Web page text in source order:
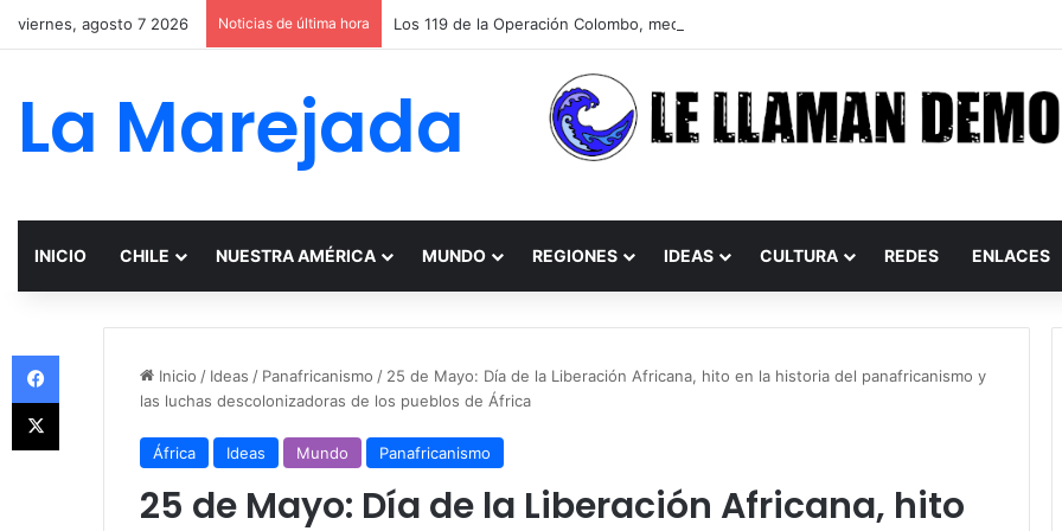
viernes, agosto 7 2026 Noticias de última hora
La Marejada
INICIO CHILE NUESTRA AMÉRICA MUNDO REGIONES IDEAS CULTURA REDES ENLACES
Inicio / Ideas / Panafricanismo / 25 de Mayo: Día de la Liberación Africana, hito en la historia del panafricanismo y
las luchas descolonizadoras de los pueblos de África
África Ideas Mundo Panafricanismo
25 de Mayo: Día de la Liberación Africana, hito
Facebook
X